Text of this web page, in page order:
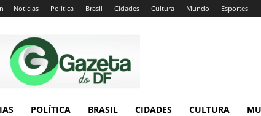
Notícias Política Brasil Cidades Cultura Mundo Esportes
do
DF
POLÍTICA BRASIL CIDADES CULTURA